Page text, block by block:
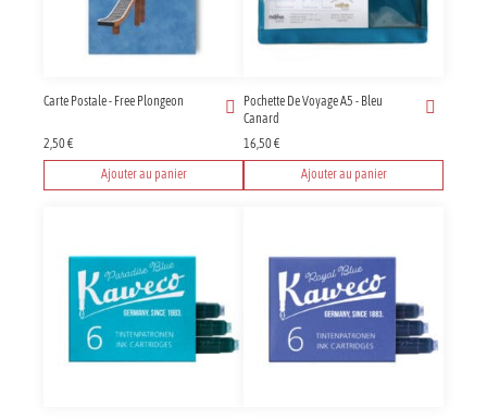
Carte Postale - Free Plongeon
2,50€
Ajouter au panier
Pochette De Voyage A5 - Bleu
Canard
16,50€
Ajouter au panier